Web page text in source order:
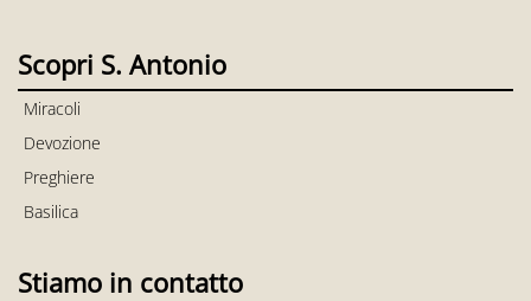
Scopri S. Antonio
Miracoli
Devozione
Preghiere
Basilica
Stiamo in contatto